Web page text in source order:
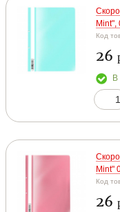
Код
26
В
Mint"
Код
26